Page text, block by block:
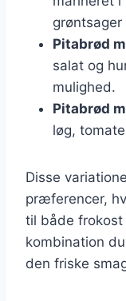
Pitabrød
salat og
mulighed.
Pitabrød
løg,
Disse
præferencer,
til både frokost
kombination
den friske